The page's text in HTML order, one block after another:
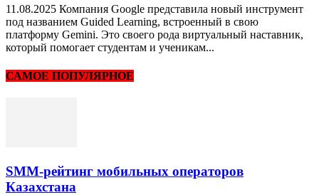
11.08.2025 Компания Google представила новый инструмент
под названием Guided Learning, встроенный в свою
платформу Gemini. Это своего рода виртуальный наставник,
который помогает студентам и ученикам...
САМОЕ ПОПУЛЯРНОЕ
SMM-рейтинг мобильных операторов
Казахстана